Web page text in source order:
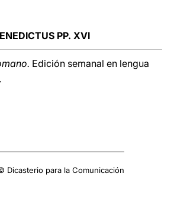
PP. XVI
Edición semanal en lengua
Dicasterio para la Comunicación